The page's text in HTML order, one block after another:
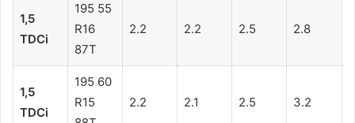
1,5
TDCi
195 55
R16
87T
2.2 2.2 2.5 2.8
1,5
TDCi
195 60
R15
2.2 2.1 2.5 3.2